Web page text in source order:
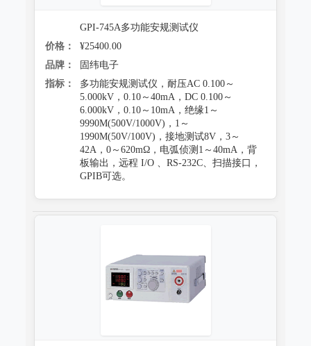
GPI-745A多功能安规测试仪
价格：
¥25400.00
品牌：
固纬电子
指标：
多功能安规测试仪，耐压AC 0.100～
5.000kV，0.10～40mA，DC 0.100～
6.000kV，0.10～10mA，绝缘1～
9990M(500V/1000V)，1～
1990M(50V/100V)，接地测试8V，3～
42A，0～620mΩ，电弧侦测1～40mA，背
板输出，远程 I/O 、RS-232C、扫描接口，
GPIB可选。